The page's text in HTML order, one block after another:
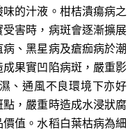
的汁液。柑桔潰瘍病之
害時，病斑會逐漸擴展
、黑星病及瘡痂病於潮
果實凹陷病斑，嚴重影
、通風不良環境下亦好
，嚴重時造成水浸狀腐
值。水稻白葉枯病為細